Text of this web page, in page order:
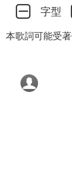
字型
本歌詞可能受